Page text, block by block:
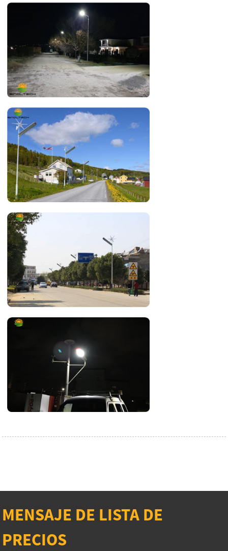
MENSAJE DE LISTA DE
PRECIOS